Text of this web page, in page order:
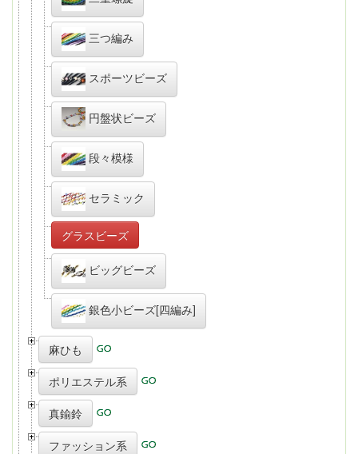
三つ編み
スポーツビーズ
円盤状ビーズ
段々模様
セラミック
グラスビーズ
ビッグビーズ
銀色小ビーズ[四編み]
麻ひも
ポリエステル系
真鍮鈴
ファッション系